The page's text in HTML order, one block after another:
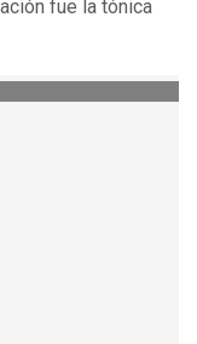
fue la tónica